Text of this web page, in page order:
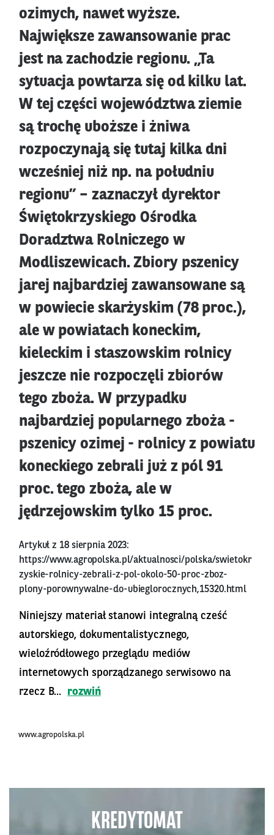
ozimych, nawet wyższe.
Największe zawansowanie prac
jest na zachodzie regionu. „Ta
sytuacja powtarza się od kilku lat.
W tej części województwa ziemie
są trochę uboższe i żniwa
rozpoczynają się tutaj kilka dni
wcześniej niż np. na południu
regionu” – zaznaczył dyrektor
Świętokrzyskiego Ośrodka
Doradztwa Rolniczego w
Modliszewicach. Zbiory pszenicy
jarej najbardziej zawansowane są
w powiecie skarżyskim (78 proc.),
ale w powiatach koneckim,
kieleckim i staszowskim rolnicy
jeszcze nie rozpoczęli zbiorów
tego zboża. W przypadku
najbardziej popularnego zboża -
pszenicy ozimej - rolnicy z powiatu
koneckiego zebrali już z pól 91
proc. tego zboża, ale w
jędrzejowskim tylko 15 proc.
Artykuł z 18 sierpnia 2023:
https://www.agropolska.pl/aktualnosci/polska/swietokr
zyskie-rolnicy-zebrali-z-pol-okolo-50-proc-zboz-
plony-porownywalne-do-ubieglorocznych,15320.html
Niniejszy materiał stanowi integralną cześć
autorskiego, dokumentalistycznego,
wieloźródłowego przeglądu mediów
internetowych sporządzanego serwisowo na
rzecz B...
rozwiń
www.agropolska.pl
KREDYTOMAT